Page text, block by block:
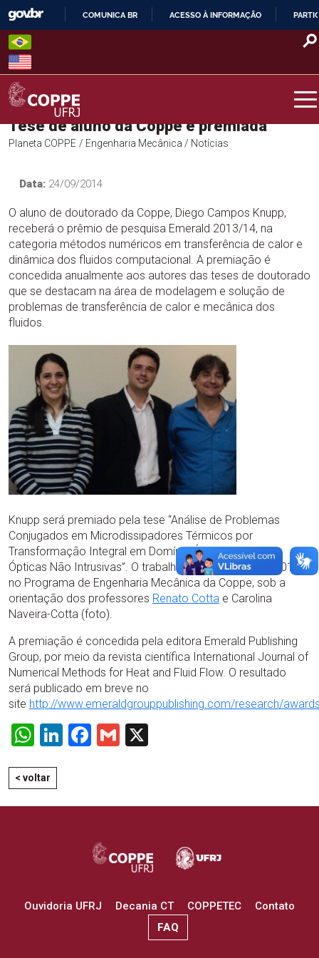
Skip
content
O
COMUNICA BR ACESSO À INFORMAÇÃO
COPPE – UFRJ
Tese de aluno da Coppe é premiada
Planeta COPPE / Engenharia Mecânica / Notícias
Data: 24/09/2014
O aluno de doutorado da Coppe, Diego Campos Knupp,
receberá o prêmio de pesquisa Emerald 2013/14, na
categoria métodos numéricos em transferência de calor e
dinâmica dos fluidos computacional. A premiação é
concedida anualmente aos autores das teses de doutorado
que se destacam na área de modelagem e solução de
problemas de transferência de calor e mecânica dos
fluidos.
Knupp será premiado pela tese “Análise de Problemas
Conjugados em Microdissipadores Térmicos por
Transformação Integral em Domínio Único e Técnicas
Ópticas Não Intrusivas”. O trabalho foi defendido em 2013,
no Programa de Engenharia Mecânica da Coppe, sob a
orientação dos professores Renato Cotta e Carolina
Naveira-Cotta (foto).
A premiação é concedida pela editora Emerald Publishing
Group, por meio da revista científica International Journal of
Numerical Methods for Heat and Fluid Flow. O resultado
será publicado em breve no
site http://www.emeraldgrouppublishing.com/research/
WhatsApp
LinkedIn
Facebook
Gmail
< voltar
Ouvidoria UFRJ Decania CT COPPETEC
Contato
FAQ